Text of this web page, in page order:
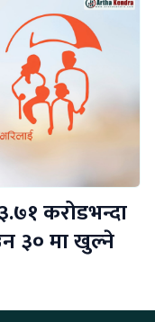
करोडभन्दा
३० मा खुल्ने